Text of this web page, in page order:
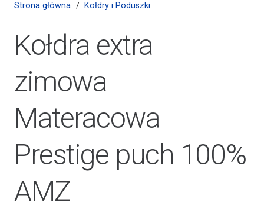
Strona główna / Kołdry i Poduszki
Kołdra extra
zimowa
Materacowa
Prestige puch 100%
AMZ